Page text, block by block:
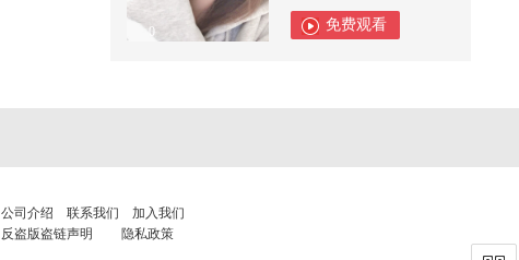
0 免费观看
公司介绍 联系我们
加入我们
反盗版盗链声明
隐私政策